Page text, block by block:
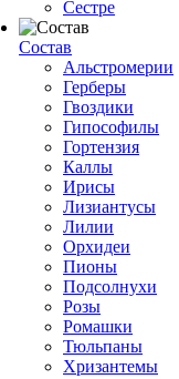
Сестре
Состав
Альстромерии
Герберы
Гвоздики
Гипософилы
Гортензия
Каллы
Ирисы
Лизиантусы
Лилии
Орхидеи
Пионы
Подсолнухи
Розы
Ромашки
Тюльпаны
Хризантемы